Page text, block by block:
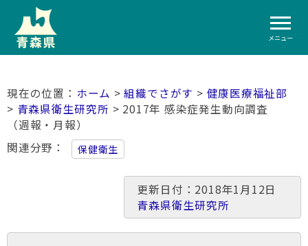
メニュー
ホーム >組織でさがす > 健康医療福祉部
> 青森県衛生研究所 > 2017年 感染症発生動向調査
（週報・月報）
関連分野
保健衛生
更新日付：2018年1月12日
青森県衛生研究所